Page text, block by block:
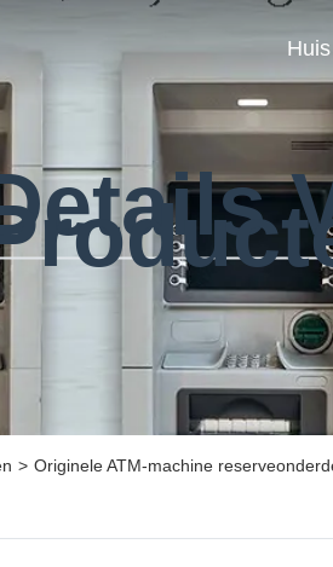
Huis
> Originele ATM-machine